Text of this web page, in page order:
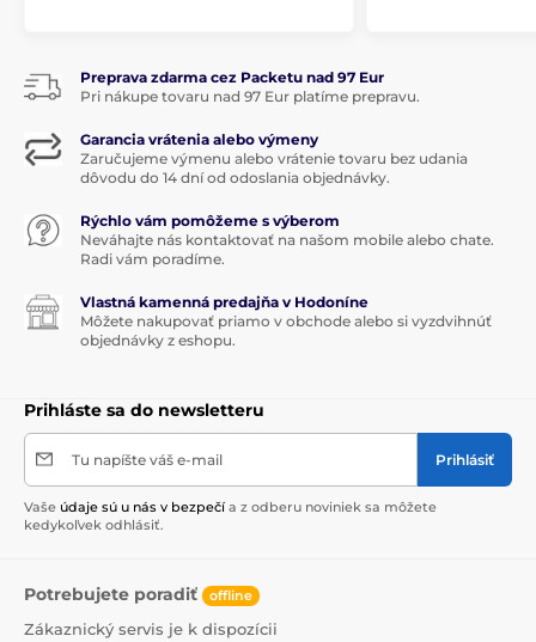
Preprava zdarma cez Packetu nad 97 Eur
Pri nákupe tovaru nad 97 Eur platíme prepravu.
Garancia vrátenia alebo výmeny
Zaručujeme výmenu alebo vrátenie tovaru bez udania
dôvodu do 14 dní od odoslania objednávky.
Rýchlo vám pomôžeme s výberom
Neváhajte nás kontaktovať na našom mobile alebo chate.
Radi vám poradíme.
Vlastná kamenná predajňa v Hodoníne
Môžete nakupovať priamo v obchode alebo si vyzdvihnúť
objednávky z eshopu.
Prihláste sa do newsletteru
Tu napíšte váš e-mail Prihlásiť
Vaše údaje sú u nás v bezpečí a z odberu noviniek sa môžete
kedykoľvek odhlásiť.
Potrebujete poradiť offline
Zákaznický servis je k dispozícii